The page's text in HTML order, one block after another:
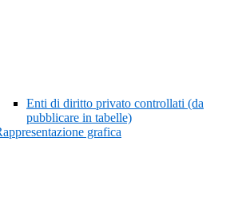
Enti di diritto privato controllati (da
pubblicare in tabelle)
grafica